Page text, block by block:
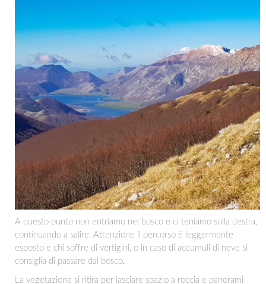
A questo punto non entriamo nel bosco e ci teniamo sulla destra,
continuando a salire. Attenzione il percorso è leggermente
esposto e chi soffre di vertigini, o in caso di accumuli di neve si
consiglia di passare dal bosco.
La vegetazione si ritira per lasciare spazio a roccia e panorami